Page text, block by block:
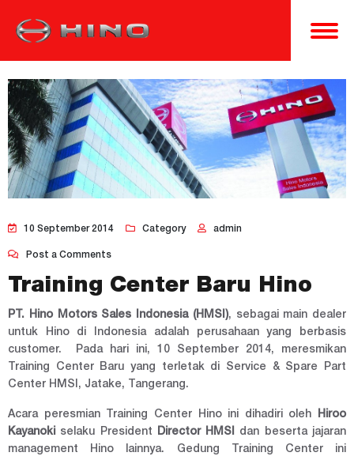
10 September 2014 Category admin
Post a Comments
Training Center Baru Hino
PT. Hino Motors Sales Indonesia (HMSI), sebagai main dealer
untuk Hino di Indonesia adalah perusahaan yang berbasis
customer. Pada hari ini, 10 September 2014, meresmikan
Training Center Baru yang terletak di Service & Spare Part
Center HMSI, Jatake, Tangerang.
Acara peresmian Training Center Hino ini dihadiri oleh
Hiroo
Kayanoki selaku President Director HMSI
dan beserta jajaran
management Hino lainnya. Gedung Training Center ini